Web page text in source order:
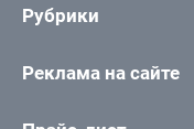
Рубрики
Реклама на сайте